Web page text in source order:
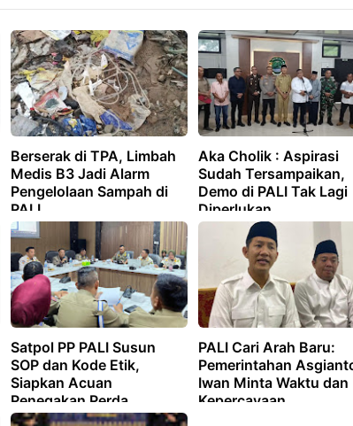
Berserak di TPA, Limbah
Medis B3 Jadi Alarm
Pengelolaan Sampah di
PALI
Aka Cholik : Aspirasi
Sudah Tersampaikan,
Demo di PALI Tak Lagi
Diperlukan
Satpol PP PALI Susun
SOP dan Kode Etik,
Siapkan Acuan
Penegakan Perda
PALI Cari Arah Baru:
Pemerintahan
Iwan Minta Waktu dan
Kepercayaan